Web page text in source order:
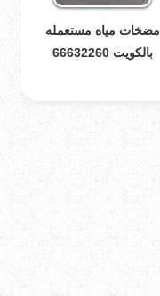
مضخات مياه مستعمله
بالكويت 66632260